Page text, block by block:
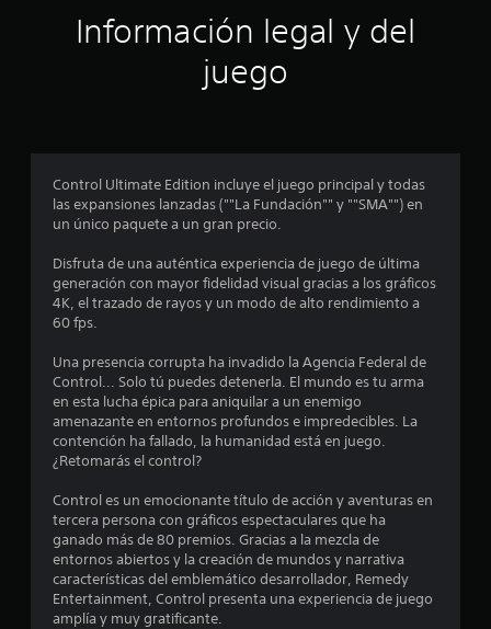
ó
o
m
e
d
o
:
.
3
9
Información legal y del
juego
Control Ultimate Edition incluye el juego principal y todas
las expansiones lanzadas (""La Fundación"" y ""SMA"") en
un único paquete a un gran precio.
Disfruta de una auténtica experiencia de juego de última
generación con mayor fidelidad visual gracias a los gráficos
4K, el trazado de rayos y un modo de alto rendimiento a
60 fps.
Una presencia corrupta ha invadido la Agencia Federal de
Control... Solo tú puedes detenerla. El mundo es tu arma
en esta lucha épica para aniquilar a un enemigo
amenazante en entornos profundos e impredecibles. La
contención ha fallado, la humanidad está en juego.
¿Retomarás el control?
Control es un emocionante título de acción y aventuras en
tercera persona con gráficos espectaculares que ha
ganado más de 80 premios. Gracias a la mezcla de
entornos abiertos y la creación de mundos y narrativa
características del emblemático desarrollador, Remedy
Entertainment, Control presenta una experiencia de juego
amplía y muy gratificante.